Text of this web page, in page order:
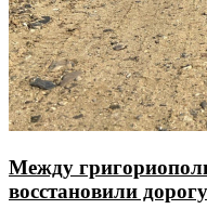
Между
восстановили дорогу